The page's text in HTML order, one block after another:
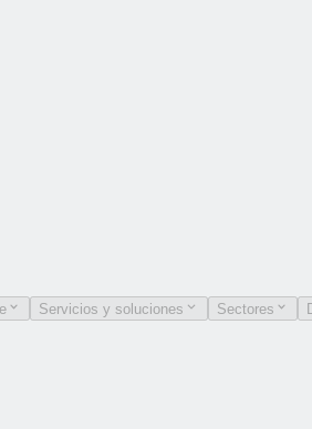
Servicios y soluciones Sectores